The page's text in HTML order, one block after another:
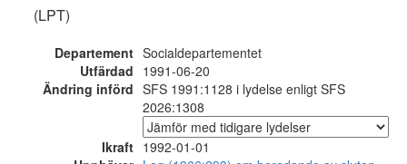
(LPT)
Departement Socialdepartementet
Utfärdad 1991-06-20
Ändring införd SFS 1991:1128 i lydelse enligt SFS
2026:1308
Ikraft 1992-01-01